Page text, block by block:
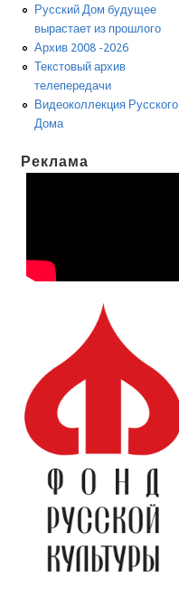
Русский Дом будущее
вырастает из прошлого
Архив 2008 -2026
Текстовый архив
телепередачи
Видеоколлекция Русского
Дома
Реклама